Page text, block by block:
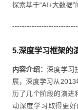
探索基于“AI+大数据”
5.深度学习框架的
内容介绍：深度学习
展，深度学习从
历了几个阶段的演进
动深度学习取得更